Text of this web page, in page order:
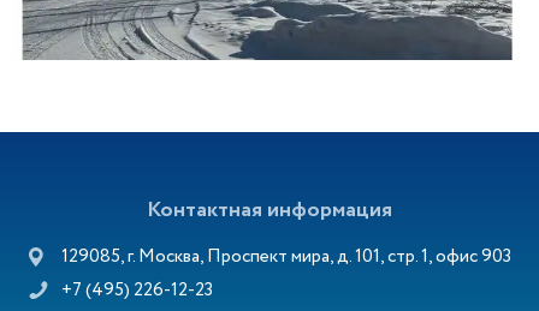
Контактная информация
129085, г. Москва, Проспект мира, д. 101, стр. 1, офис 903
+7 (495) 226-12-23